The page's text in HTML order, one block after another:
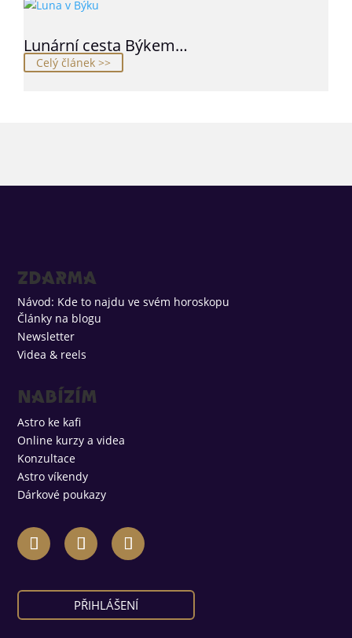
Lunární cesta Býkem…
Celý článek >>
ZDARMA
Návod: Kde to najdu ve svém horoskopu
Články na blogu
Newsletter
Videa & reels
Nabízím
Astro ke kafi
Online kurzy a videa
Konzultace
Astro víkendy
Dárkové poukazy
PŘIHLÁŠENÍ